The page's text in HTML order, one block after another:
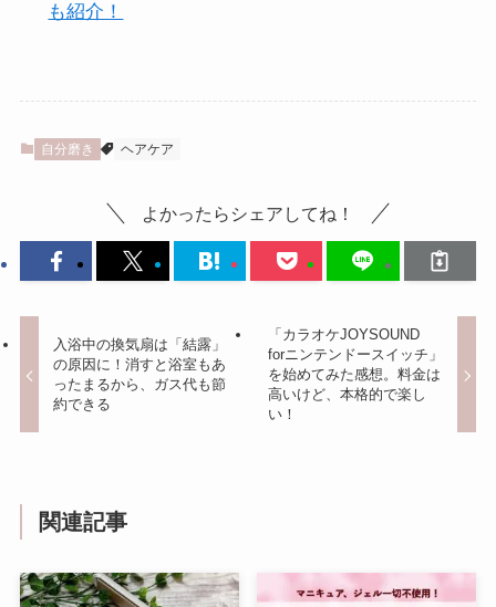
も紹介！
自分磨き ヘアケア
よかったらシェアしてね！
入浴中の換気扇は「結露」
の原因に！消すと浴室もあ
ったまるから、ガス代も節
約できる
「カラオケJOYSOUND
forニンテンドースイッチ」
を始めてみた感想。料金は
高いけど、本格的で楽し
い！
関連記事